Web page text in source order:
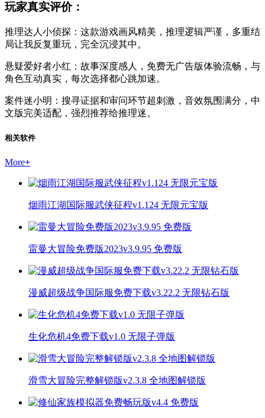
玩家真实评价：
推理达人小侦探：这款游戏画风精美，推理逻辑严谨，多重结
局让我反复重玩，完全沉浸其中。
悬疑爱好者小红：故事深度感人，免费无广告版体验流畅，与
角色互动真实，每次选择都心跳加速。
案件迷小明：搜寻证据和审问环节超刺激，音效氛围满分，中
文版完美适配，强烈推荐给推理迷。
相关软件
More+
烟雨江湖国际服武侠征程v1.124 无限元宝版
雷曼大冒险免费版2023v3.9.95 免费版
漫威超级战争国际服免费下载v3.22.2 无限钻石版
生化危机4免费下载v1.0 无限子弹版
滑雪大冒险完整解锁版v2.3.8 全地图解锁版